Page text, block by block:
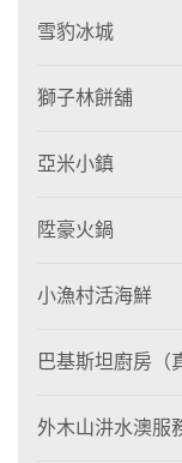
雪豹冰城
獅子林餅舖
亞米小鎮
陞豪火鍋
小漁村活海鮮
巴基斯坦廚房（
外木山汫水澳服